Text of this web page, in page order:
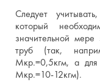
Следует
который
значительной
труб (так,
Мкр.=0,5кгм, а для
Мкр.=10-12кгм).